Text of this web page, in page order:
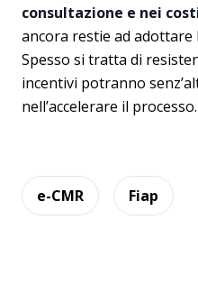
consultazione e nei
ancora restie ad adottare
Spesso si tratta di
incentivi potranno
nell’accelerare il processo.
e-CMR Fiap